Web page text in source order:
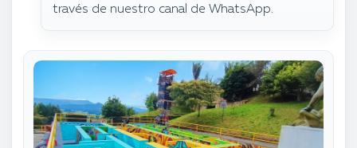
través de nuestro canal de WhatsApp.